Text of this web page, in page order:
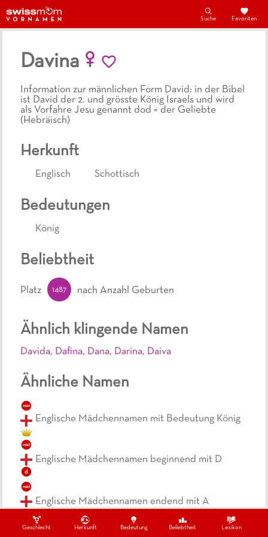
Geschlecht Herkunft Bedeutung Beliebtheit Lexikon
Suche Favoriten
Davina
Information zur männlichen Form David: in der Bibel
ist David der 2. und grösste König Israels und wird
als Vorfahre Jesu genannt dod = der Geliebte
(Hebräisch)
Herkunft
Englisch Schottisch
Bedeutungen
König
Ähnlich klingende Namen
Davida, Dafina, Dana, Darina, Daiva
Ähnliche Namen
mäd
Englische Mädchennamen mit Bedeutung König
mäd
d
Englische Mädchennamen beginnend mit D
mäd
Englische Mädchennamen endend mit A
mäd
Beliebtheit
Platz 1487 nach Anzahl Geburten